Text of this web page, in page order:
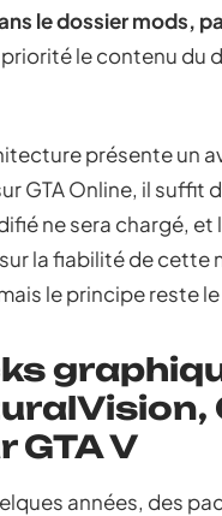
le dossier mods,
le contenu du
présente un
GTA Online, il suffit
ne sera chargé,
la fiabilité de cette
le principe reste
GTA V
années, des